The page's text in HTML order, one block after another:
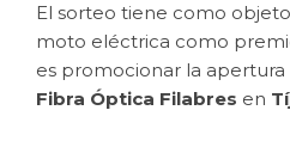
El sorteo tiene como
moto eléctrica como
es promocionar la
Fibra Óptica Filabres en